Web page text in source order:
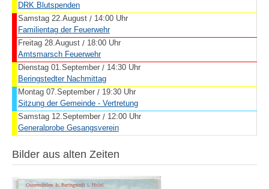
DRK Blutspenden
Samstag 22.August / 14:00 Uhr
Familientag der Feuerwehr
Freitag 28.August / 18:00 Uhr
Amtsmarsch Feuerwehr
Dienstag 01.September / 14:30 Uhr
Beringstedter Nachmittag
Montag 07.September / 19:30 Uhr
Sitzung der Gemeinde - Vertretung
Samstag 12.September / 12:00 Uhr
Generalprobe Gesangsverein
Bilder aus alten Zeiten